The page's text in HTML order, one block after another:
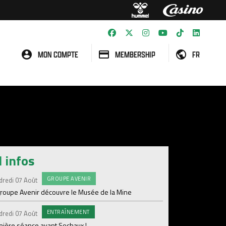
MON COMPTE MEMBERSHIP FR
infos
07 Août GROUPE AVENIR
Avenir découvre le Musée de la Mine
07 Août ENTRAÎNEMENT